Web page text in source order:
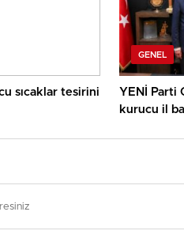
sıcaklar tesirini
GENEL
YENİ Parti
kurucu il